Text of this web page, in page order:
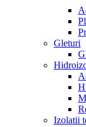
Gleturi
Izolatii